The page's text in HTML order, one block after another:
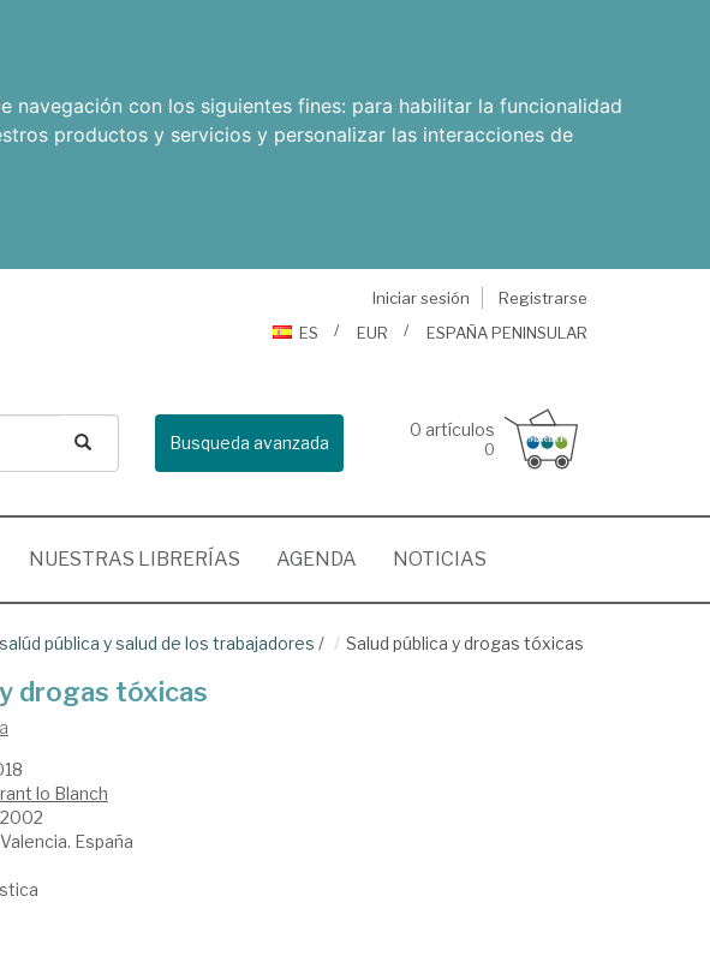
navegación con los siguientes fines: para habilitar la funcionalidad
productos y servicios y personalizar las interacciones de
Iniciar sesión
Registrarse
ES
EUR ESPAÑA PENINSULAR
Busqueda avanzada
0 artículos
0
NUESTRAS LIBRERÍAS AGENDA NOTICIAS
pública y salud de los trabajadores / Salud pública y drogas tóxicas
drogas tóxicas
lo Blanch
2002
Valencia. España